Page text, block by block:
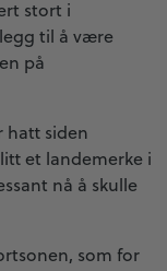
stort i
til å være
på
hatt siden
et landemerke i
nå å skulle
som for